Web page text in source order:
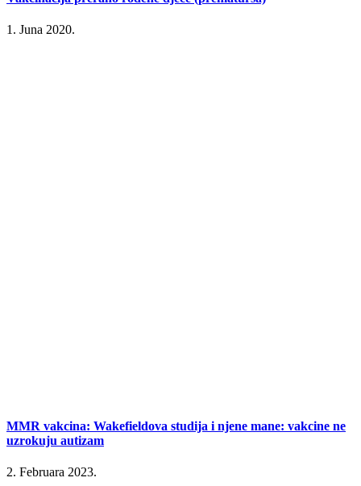
1. Juna 2020.
MMR vakcina: Wakefieldova studija i njene mane: vakcine ne
uzrokuju autizam
2. Februara 2023.